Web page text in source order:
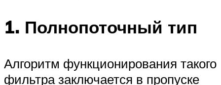
1. Полнопоточный тип
Алгоритм функционирования такого
фильтра заключается в пропуске